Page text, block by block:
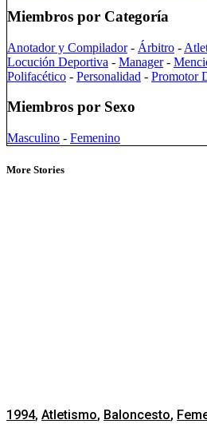
Miembros por Categoría
Anotador y Compilador- Árbitro -
Locución Deportiva - Manager-
Polifacético - Personalidad - Promotor
Miembros por Sexo
Masculino - Femenino
More Stories
1994, Atletismo, Baloncesto,